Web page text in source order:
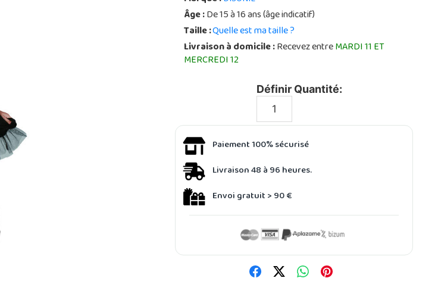
Âge :De 15 à 16 ans (âge indicatif)
Taille :Quelle est ma taille ?
Livraison à domicile :Recevez entreMARDI 11 ET
MERCREDI 12
Définir Quantité:
Paiement 100% sécurisé
Livraison 48 à 96 heures.
Envoi gratuit > 90 €